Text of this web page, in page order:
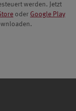
werden. Jetzt
oder Google Play